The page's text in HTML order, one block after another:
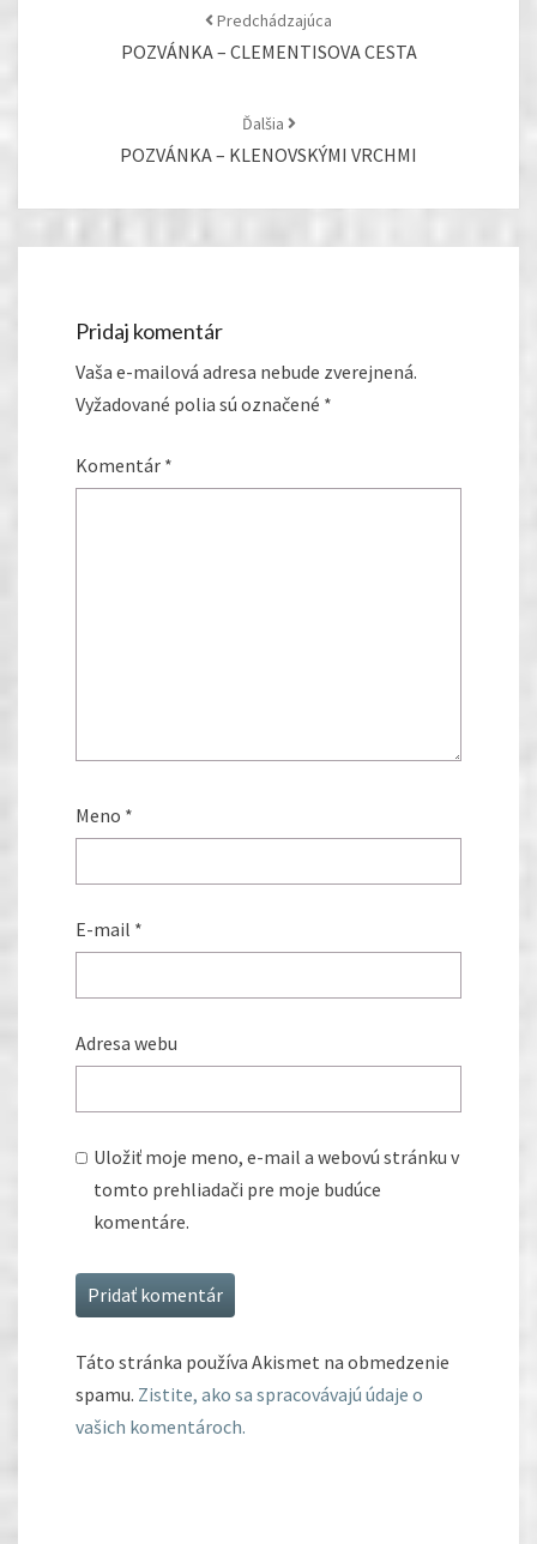
Predchádzajúca
POZVÁNKA – CLEMENTISOVA CESTA
Ďalšia
POZVÁNKA – KLENOVSKÝMI VRCHMI
Pridaj komentár
Vaša e-mailová adresa nebude zverejnená.
Vyžadované polia sú označené *
Komentár *
Meno *
E-mail *
Adresa webu
Uložiť moje meno, e-mail a webovú stránku v
tomto prehliadači pre moje budúce
komentáre.
Táto stránka používa Akismet na obmedzenie
spamu. Zistite, ako sa spracovávajú údaje o
vašich komentároch.